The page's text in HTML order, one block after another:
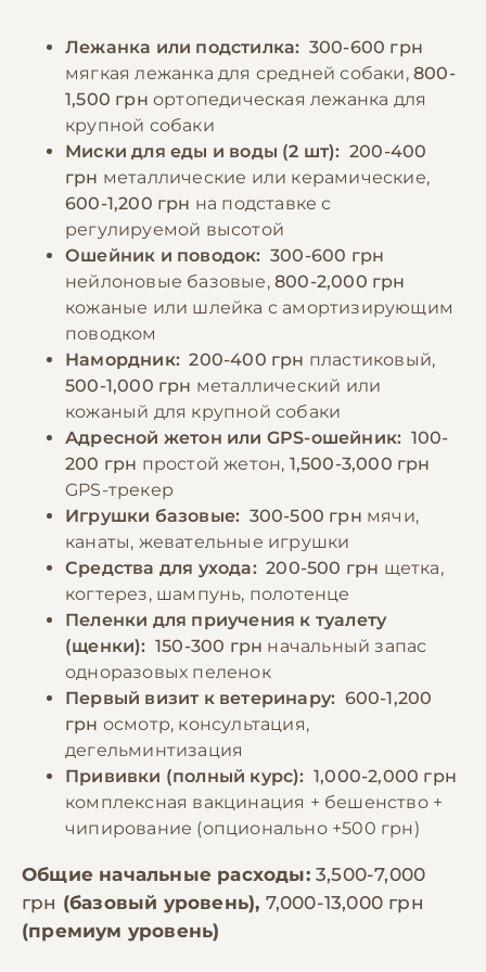
является социализация и базовое обучение
командам, которое поможет сформировать
послушную и уравновешенную собаку.
🎁 −10% на зоотовары
По промокоду E-PET
размера и активности собаки, избегая как
перекармливания, так и недокорма.
Необходимо обеспечить постоянный доступ
к свежей воде. Беспородным собакам также
можно давать витаминно-минеральные
добавки после консультации с
ветеринаром.
🎁 −10% на зоотовары
По промокоду E-PET
Лежанка или подстилка: 300-600 грн
мягкая лежанка для средней собаки, 800-
1,500 грн ортопедическая лежанка для
крупной собаки
Миски для еды и воды (2 шт): 200-400
грн металлические или керамические,
600-1,200 грн на подставке с
регулируемой высотой
Ошейник и поводок: 300-600 грн
нейлоновые базовые, 800-2,000 грн
кожаные или шлейка с амортизирующим
поводком
Намордник: 200-400 грн пластиковый,
500-1,000 грн металлический или
кожаный для крупной собаки
Адресной жетон или GPS-ошейник: 100-
200 грн простой жетон, 1,500-3,000 грн
GPS-трекер
Игрушки базовые: 300-500 грн мячи,
канаты, жевательные игрушки
Средства для ухода: 200-500 грн щетка,
когтерез, шампунь, полотенце
Пеленки для приучения к туалету
(щенки): 150-300 грн начальный запас
одноразовых пеленок
Первый визит к ветеринару: 600-1,200
грн осмотр, консультация,
дегельминтизация
Прививки (полный курс): 1,000-2,000 грн
комплексная вакцинация + бешенство +
чипирование (опционально +500 грн)
Общие начальные расходы: 3,500-7,000
грн (базовый уровень), 7,000-13,000 грн
(премиум уровень)